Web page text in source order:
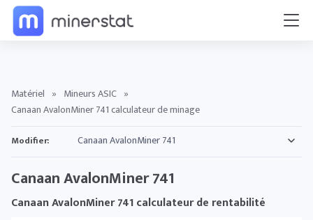
Matériel » Mineurs ASIC »
Canaan AvalonMiner 741 calculateur de minage
Modifier:
Canaan AvalonMiner 741
Canaan AvalonMiner 741 calculateur de rentabilité